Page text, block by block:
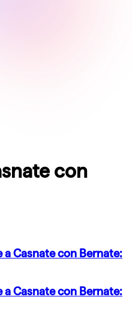
con
a Casnate con Bernate:
a Casnate con Bernate: